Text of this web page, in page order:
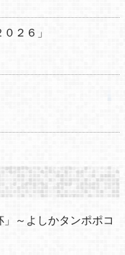
０２６」
～よしかタンポポコ